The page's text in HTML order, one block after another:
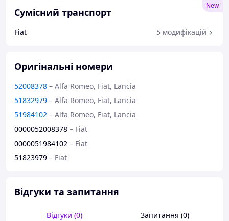
Сумісний транспорт
New
Fiat 5 модифікацій
Оригінальні номери
52008378 – Alfa Romeo, Fiat, Lancia
51832979 – Alfa Romeo, Fiat, Lancia
51984102 – Alfa Romeo, Fiat, Lancia
0000052008378 – Fiat
0000051984102 – Fiat
51823979 – Fiat
Відгуки та запитання
Відгуки (0) Запитання (0)